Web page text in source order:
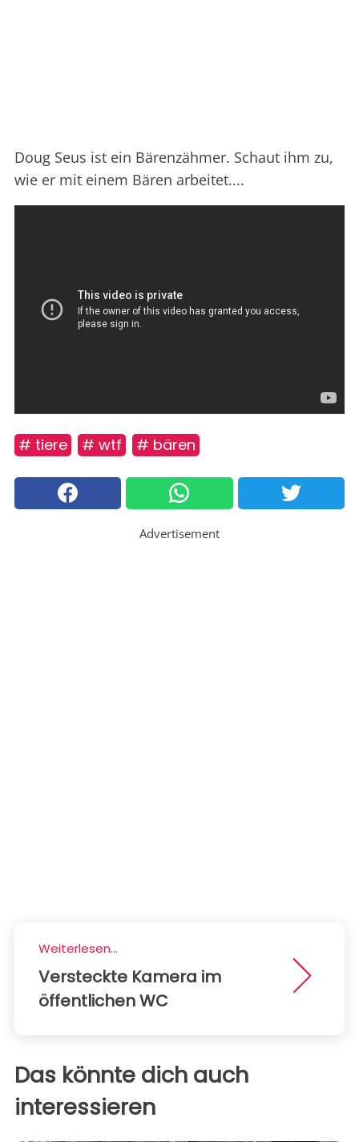
Doug Seus ist ein Bärenzähmer. Schaut ihm zu,
wie er mit einem Bären arbeitet....
# tiere # wtf # bären
Advertisement
Weiterlesen...
Versteckte Kamera im
öffentlichen WC
Das könnte dich auch
interessieren